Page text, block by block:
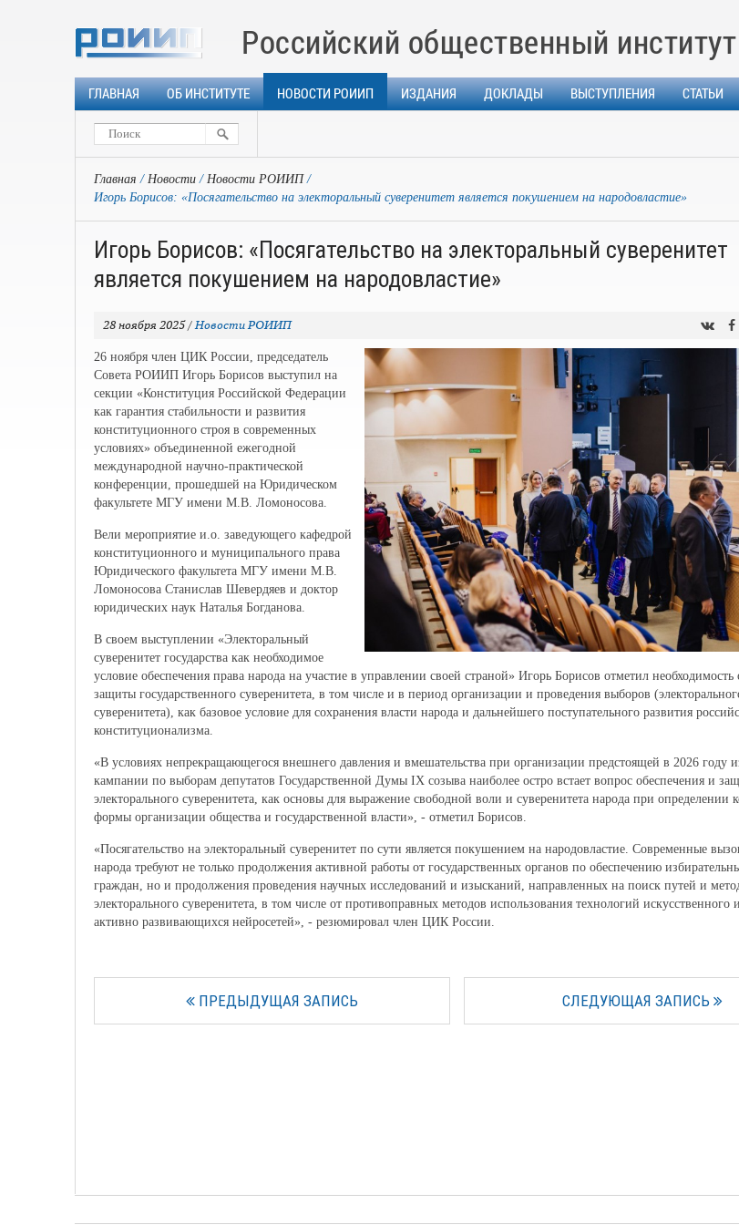
Российский общественный
ГЛАВНАЯ ОБ ИНСТИТУТЕ НОВОСТИ РОИИП ИЗДАНИЯ ДОКЛАДЫ ВЫСТУПЛЕНИЯ СТАТЬИ
Главная Новости
Новости РОИИП
Игорь Борисов: «Посягательство на электоральный суверенитет является покушением на народовластие»
Игорь Борисов: «Посягательство на электоральный суверенитет
является покушением на народовластие»
28 ноября 2025/Новости РОИИП
26 ноября член ЦИК России, председатель
Совета РОИИП Игорь Борисов выступил на
секции «Конституция Российской Федерации
как гарантия стабильности и развития
конституционного строя в современных
условиях» объединенной ежегодной
международной научно-практической
конференции, прошедшей на Юридическом
факультете МГУ имени М.В. Ломоносова.
Вели мероприятие и.о. заведующего кафедрой
конституционного и муниципального права
Юридического факультета МГУ имени М.В.
Ломоносова Станислав Шевердяев и доктор
юридических наук Наталья Богданова.
В своем выступлении «Электоральный
суверенитет государства как необходимое
условие обеспечения права народа на участие в управлении своей страной» Игорь Борисов отметил необходимость
защиты государственного суверенитета, в том числе и в период организации и проведения выборов
суверенитета), как базовое условие для сохранения власти народа и дальнейшего поступательного развития
конституционализма.
«В условиях непрекращающегося внешнего давления и вмешательства при организации предстоящей в 2026 году
кампании по выборам депутатов Государственной Думы IX созыва наиболее остро встает вопрос обеспечения и
электорального суверенитета, как основы для выражение свободной воли и суверенитета народа при определении
формы организации общества и государственной власти», - отметил Борисов.
«Посягательство на электоральный суверенитет по сути является покушением на народовластие. Современные
народа требуют не только продолжения активной работы от государственных органов по обеспечению
граждан, но и продолжения проведения научных исследований и изысканий, направленных на поиск путей и
электорального суверенитета, в том числе от противоправных методов использования технологий искусственного
активно развивающихся нейросетей», - резюмировал член ЦИК России.
ПРЕДЫДУЩАЯ ЗАПИСЬ СЛЕДУЮЩАЯ ЗАПИСЬ